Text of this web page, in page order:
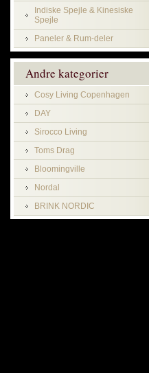
Indiske Spejle & Kinesiske
Spejle
Paneler & Rum-deler
Andre kategorier
Cosy Living Copenhagen
DAY
Sirocco Living
Toms Drag
Bloomingville
Nordal
BRINK NORDIC